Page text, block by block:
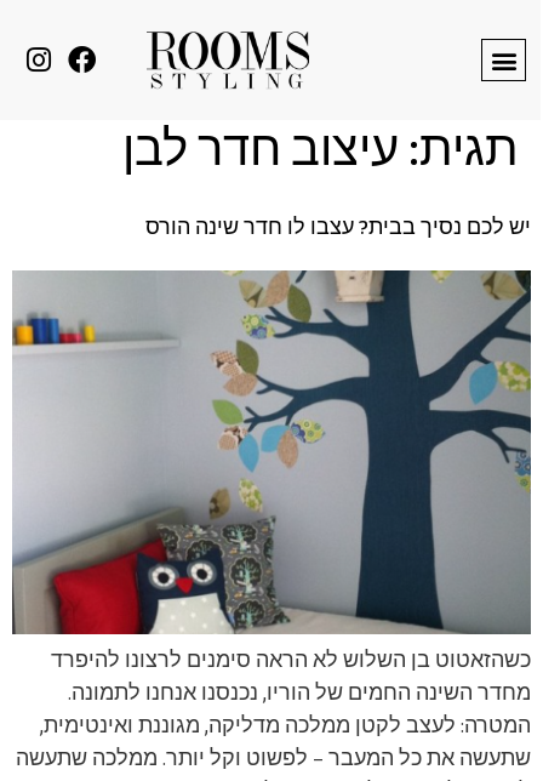
תגית:עיצוב חדר לבן
יש לכם נסיך בבית? עצבו לו חדר שינה הורס
כשהזאטוט בן השלוש לא הראה סימנים לרצונו להיפרד
מחדר השינה החמים של הוריו, נכנסנו אנחנו לתמונה.
המטרה: לעצב לקטן ממלכה מדליקה, מגוננת ואינטימית,
שתעשה את כל המעבר – לפשוט וקל יותר. ממלכה שתעשה